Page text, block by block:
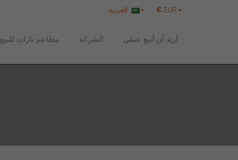
€ EUR
مطاعم بارات للبيع الشركة أريد أن أبيع عملي